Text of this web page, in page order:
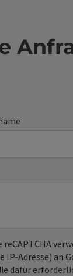
IP-Adresse)
dafür